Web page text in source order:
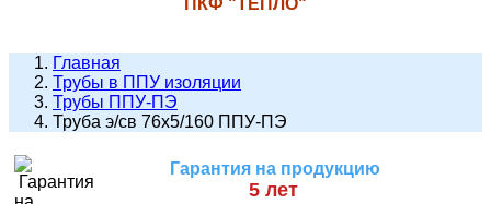
ПКФ "ТЕПЛО"
Главная
Трубы в ППУ изоляции
Трубы ППУ-ПЭ
Труба э/св 76х5/160 ППУ-ПЭ
Гарантия на продукцию
5 лет